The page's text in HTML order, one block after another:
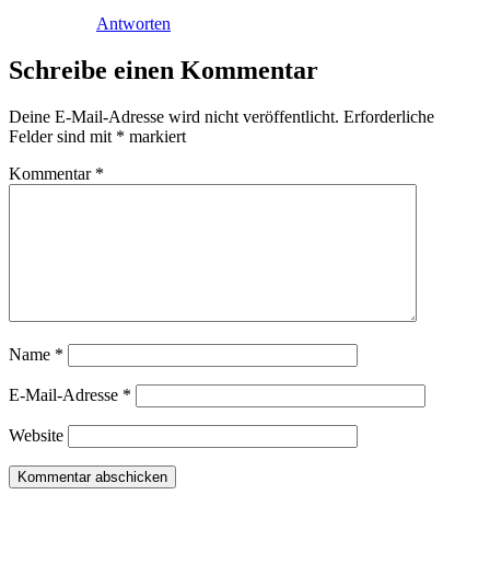
Antworten
Schreibe einen Kommentar
Deine E-Mail-Adresse wird nicht veröffentlicht. Erforderliche
Felder sind mit * markiert
Kommentar *
Name *
E-Mail-Adresse *
Website